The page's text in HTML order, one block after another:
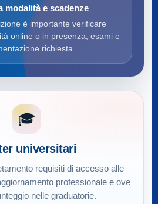
modalità e scadenze
è importante verificare
online o in presenza, esami e
richiesta.
🎓
universitari
requisiti di accesso alle
professionale e ove
nelle graduatorie.